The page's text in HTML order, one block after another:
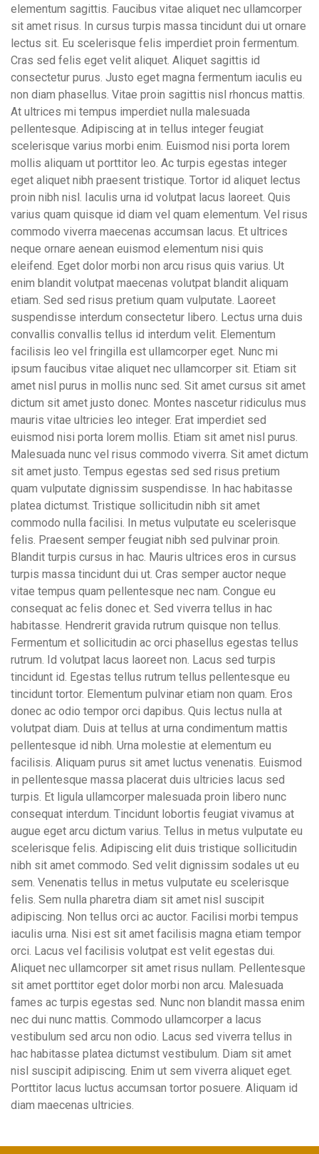
elementum sagittis. Faucibus vitae aliquet nec ullamcorper
sit amet risus. In cursus turpis massa tincidunt dui ut ornare
lectus sit. Eu scelerisque felis imperdiet proin fermentum.
Cras sed felis eget velit aliquet. Aliquet sagittis id
consectetur purus. Justo eget magna fermentum iaculis eu
non diam phasellus. Vitae proin sagittis nisl rhoncus mattis.
At ultrices mi tempus imperdiet nulla malesuada
pellentesque. Adipiscing at in tellus integer feugiat
scelerisque varius morbi enim. Euismod nisi porta lorem
mollis aliquam ut porttitor leo. Ac turpis egestas integer
eget aliquet nibh praesent tristique. Tortor id aliquet lectus
proin nibh nisl. Iaculis urna id volutpat lacus laoreet. Quis
varius quam quisque id diam vel quam elementum. Vel risus
commodo viverra maecenas accumsan lacus. Et ultrices
neque ornare aenean euismod elementum nisi quis
eleifend. Eget dolor morbi non arcu risus quis varius. Ut
enim blandit volutpat maecenas volutpat blandit aliquam
etiam. Sed sed risus pretium quam vulputate. Laoreet
suspendisse interdum consectetur libero. Lectus urna duis
convallis convallis tellus id interdum velit. Elementum
facilisis leo vel fringilla est ullamcorper eget. Nunc mi
ipsum faucibus vitae aliquet nec ullamcorper sit. Etiam sit
amet nisl purus in mollis nunc sed. Sit amet cursus sit amet
dictum sit amet justo donec. Montes nascetur ridiculus mus
mauris vitae ultricies leo integer. Erat imperdiet sed
euismod nisi porta lorem mollis. Etiam sit amet nisl purus.
Malesuada nunc vel risus commodo viverra. Sit amet dictum
sit amet justo. Tempus egestas sed sed risus pretium
quam vulputate dignissim suspendisse. In hac habitasse
platea dictumst. Tristique sollicitudin nibh sit amet
commodo nulla facilisi. In metus vulputate eu scelerisque
felis. Praesent semper feugiat nibh sed pulvinar proin.
Blandit turpis cursus in hac. Mauris ultrices eros in cursus
turpis massa tincidunt dui ut. Cras semper auctor neque
vitae tempus quam pellentesque nec nam. Congue eu
consequat ac felis donec et. Sed viverra tellus in hac
habitasse. Hendrerit gravida rutrum quisque non tellus.
Fermentum et sollicitudin ac orci phasellus egestas tellus
rutrum. Id volutpat lacus laoreet non. Lacus sed turpis
tincidunt id. Egestas tellus rutrum tellus pellentesque eu
tincidunt tortor. Elementum pulvinar etiam non quam. Eros
donec ac odio tempor orci dapibus. Quis lectus nulla at
volutpat diam. Duis at tellus at urna condimentum mattis
pellentesque id nibh. Urna molestie at elementum eu
facilisis. Aliquam purus sit amet luctus venenatis. Euismod
in pellentesque massa placerat duis ultricies lacus sed
turpis. Et ligula ullamcorper malesuada proin libero nunc
consequat interdum. Tincidunt lobortis feugiat vivamus at
augue eget arcu dictum varius. Tellus in metus vulputate eu
scelerisque felis. Adipiscing elit duis tristique sollicitudin
nibh sit amet commodo. Sed velit dignissim sodales ut eu
sem. Venenatis tellus in metus vulputate eu scelerisque
felis. Sem nulla pharetra diam sit amet nisl suscipit
adipiscing. Non tellus orci ac auctor. Facilisi morbi tempus
iaculis urna. Nisi est sit amet facilisis magna etiam tempor
orci. Lacus vel facilisis volutpat est velit egestas dui.
Aliquet nec ullamcorper sit amet risus nullam. Pellentesque
sit amet porttitor eget dolor morbi non arcu. Malesuada
fames ac turpis egestas sed. Nunc non blandit massa enim
nec dui nunc mattis. Commodo ullamcorper a lacus
vestibulum sed arcu non odio. Lacus sed viverra tellus in
hac habitasse platea dictumst vestibulum. Diam sit amet
nisl suscipit adipiscing. Enim ut sem viverra aliquet eget.
Porttitor lacus luctus accumsan tortor posuere. Aliquam id
diam maecenas ultricies.